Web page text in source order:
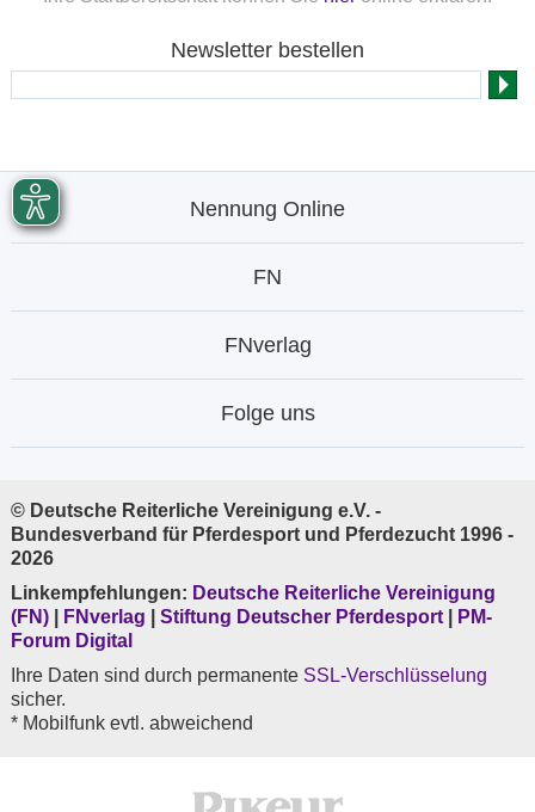
Newsletter bestellen
Nennung Online
FN
FNverlag
Folge uns
© Deutsche Reiterliche Vereinigung e.V. -
Bundesverband für Pferdesport und Pferdezucht 1996 -
2026
Linkempfehlungen: Deutsche Reiterliche Vereinigung
(FN)
FNverlag Stiftung Deutscher Pferdesport
PM-
Forum Digital
Ihre Daten sind durch permanente SSL-Verschlüsselung
sicher.
* Mobilfunk evtl. abweichend